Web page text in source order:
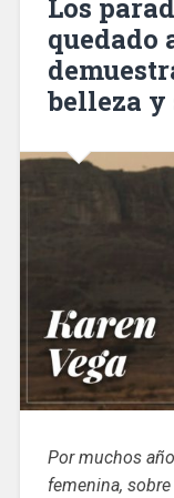
Los
quedado
belleza y
Por muchos
femenina,